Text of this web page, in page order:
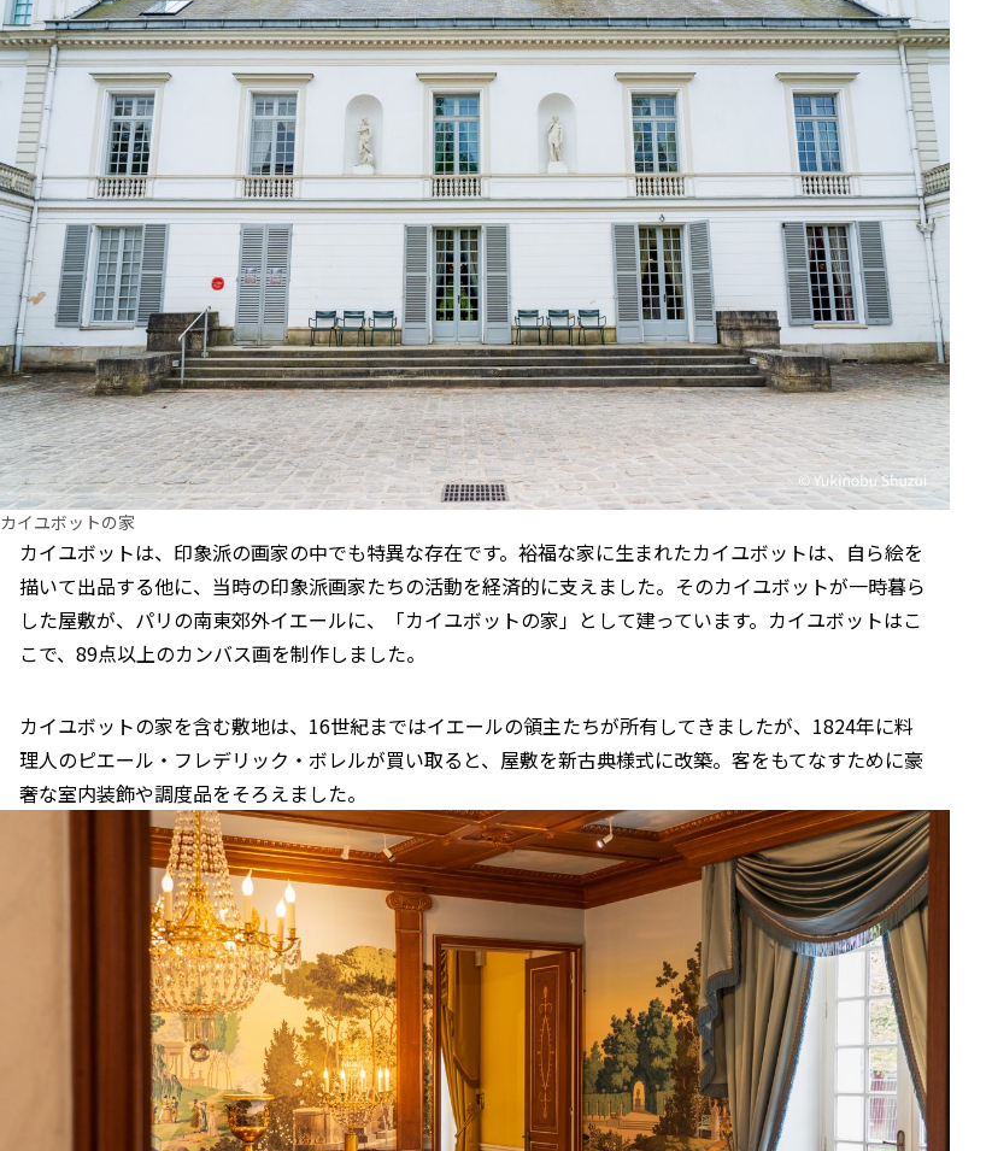
カイユボットの家
カイユボットは、印象派の画家の中でも特異な存在です。裕福な家に生まれたカイユボットは、自ら絵を
描いて出品する他に、当時の印象派画家たちの活動を経済的に支えました。そのカイユボットが一時暮ら
した屋敷が、パリの南東郊外イエールに、「カイユボットの家」として建っています。カイユボットはこ
こで、89点以上のカンバス画を制作しました。
カイユボットの家を含む敷地は、16世紀まではイエールの領主たちが所有してきましたが、1824年に料
理人のピエール・フレデリック・ボレルが買い取ると、屋敷を新古典様式に改築。客をもてなすために豪
奢な室内装飾や調度品をそろえました。